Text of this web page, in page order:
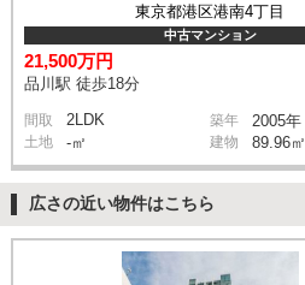
東京都港区港南4丁目
中古マンション
21,500万円
品川駅 徒歩18分
間取 2LDK 築年 2005年
土地 -㎡ 建物 89.96㎡
広さの近い物件はこちら